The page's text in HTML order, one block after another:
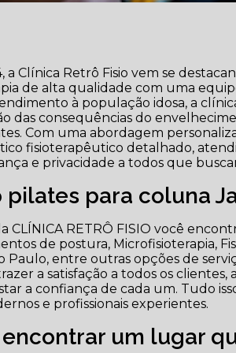
a Clínica Retrô Fisio vem se
de alta qualidade com uma
à população idosa, a
das consequências do
Com uma abordagem
fisioterapêutico detalhado,
e privacidade a todos que
pilates para coluna
CLÍNICA RETRÔ FISIO você
de postura, Microfisioterapia,
Paulo, entre outras opções de
a satisfação a todos os
a confiança de cada um. Tudo
e profissionais experientes.
um lugar